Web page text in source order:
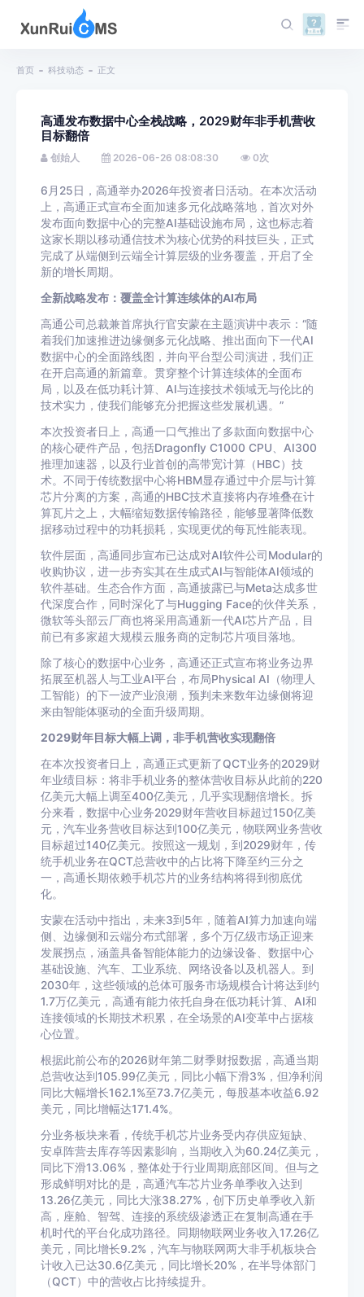
首页 科技动态 正文
高通发布数据中心全栈战略，2029财年非手机营收
目标翻倍
创始人 2026-06-26 08:08:30 0次
6月25日，高通举办2026年投资者日活动。在本次活动
上，高通正式宣布全面加速多元化战略落地，首次对外
发布面向数据中心的完整AI基础设施布局，这也标志着
这家长期以移动通信技术为核心优势的科技巨头，正式
完成了从端侧到云端全计算层级的业务覆盖，开启了全
新的增长周期。
全新战略发布：覆盖全计算连续体的AI布局
高通公司总裁兼首席执行官安蒙在主题演讲中表示：“随
着我们加速推进边缘侧多元化战略、推出面向下一代AI
数据中心的全面路线图，并向平台型公司演进，我们正
在开启高通的新篇章。贯穿整个计算连续体的全面布
局，以及在低功耗计算、AI与连接技术领域无与伦比的
技术实力，使我们能够充分把握这些发展机遇。”
本次投资者日上，高通一口气推出了多款面向数据中心
的核心硬件产品，包括Dragonfly C1000 CPU、AI300
推理加速器，以及行业首创的高带宽计算（HBC）技
术。不同于传统数据中心将HBM显存通过中介层与计算
芯片分离的方案，高通的HBC技术直接将内存堆叠在计
算瓦片之上，大幅缩短数据传输路径，能够显著降低数
据移动过程中的功耗损耗，实现更优的每瓦性能表现。
软件层面，高通同步宣布已达成对AI软件公司Modular的
收购协议，进一步夯实其在生成式AI与智能体AI领域的
软件基础。生态合作方面，高通披露已与Meta达成多世
代深度合作，同时深化了与Hugging Face的伙伴关系，
微软等头部云厂商也将采用高通新一代AI芯片产品，目
前已有多家超大规模云服务商的定制芯片项目落地。
除了核心的数据中心业务，高通还正式宣布将业务边界
拓展至机器人与工业AI平台，布局Physical AI（物理人
工智能）的下一波产业浪潮，预判未来数年边缘侧将迎
来由智能体驱动的全面升级周期。
2029财年目标大幅上调，非手机营收实现翻倍
在本次投资者日上，高通正式更新了QCT业务的2029财
年业绩目标：将非手机业务的整体营收目标从此前的220
亿美元大幅上调至400亿美元，几乎实现翻倍增长。拆
分来看，数据中心业务2029财年营收目标超过150亿美
元，汽车业务营收目标达到100亿美元，物联网业务营收
目标超过140亿美元。按照这一规划，到2029财年，传
统手机业务在QCT总营收中的占比将下降至约三分之
一，高通长期依赖手机芯片的业务结构将得到彻底优
化。
安蒙在活动中指出，未来3到5年，随着AI算力加速向端
侧、边缘侧和云端分布式部署，多个万亿级市场正迎来
发展拐点，涵盖具备智能体能力的边缘设备、数据中心
基础设施、汽车、工业系统、网络设备以及机器人。到
2030年，这些领域的总体可服务市场规模合计将达到约
1.7万亿美元，高通有能力依托自身在低功耗计算、AI和
连接领域的长期技术积累，在全场景的AI变革中占据核
心位置。
根据此前公布的2026财年第二财季财报数据，高通当期
总营收达到105.99亿美元，同比小幅下滑3%，但净利润
同比大幅增长162.1%至73.7亿美元，每股基本收益6.92
美元，同比增幅达171.4%。
分业务板块来看，传统手机芯片业务受内存供应短缺、
安卓阵营去库存等因素影响，当期收入为60.24亿美元，
同比下滑13.06%，整体处于行业周期底部区间。但与之
形成鲜明对比的是，高通汽车芯片业务单季收入达到
13.26亿美元，同比大涨38.27%，创下历史单季收入新
高，座舱、智驾、连接的系统级渗透正在复制高通在手
机时代的平台化成功路径。同期物联网业务收入17.26亿
美元，同比增长9.2%，汽车与物联网两大非手机板块合
计收入已达30.6亿美元，同比增长20%，在半导体部门
（QCT）中的营收占比持续提升。